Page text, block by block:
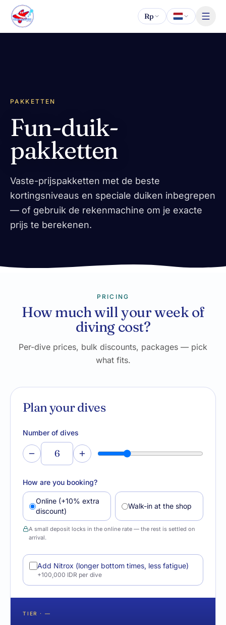
Naar inhoud
Rp
PAKKETTEN
Fun-duik-
pakketten
Vaste-prijspakketten met de beste
kortingsniveaus en speciale duiken inbegrepen
— of gebruik de rekenmachine om je exacte
prijs te berekenen.
PRICING
How much will your week of
diving cost?
Per-dive prices, bulk discounts, packages — pick
what fits.
Plan your dives
Number of dives
How are you booking?
Online (+10% extra
discount)
Walk-in at the shop
A small deposit locks in the online rate — the rest is settled on
arrival.
Add Nitrox (longer bottom times, less fatigue)
+100,000 IDR per dive
TIER · —